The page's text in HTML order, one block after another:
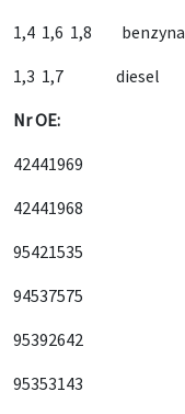
1,4 1,6 1,8 benzyna
1,3 1,7 diesel
Nr OE:
42441969
42441968
95421535
94537575
95392642
95353143